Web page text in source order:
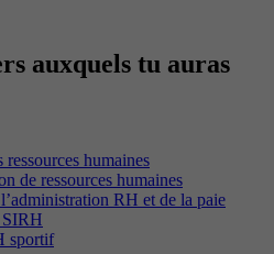
auxquels tu auras
humaines
de ressources humaines
RH et de la paie
SIRH
sportif